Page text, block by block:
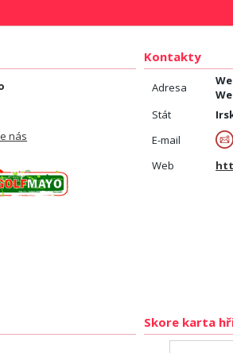
nás
Kontakty
Adresa
Stát
E-mail
Web
Skore karta